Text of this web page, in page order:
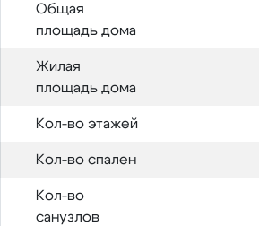
Общая
площадь дома
Жилая
площадь дома
Кол-во этажей
Кол-во спален
Кол-во
санузлов